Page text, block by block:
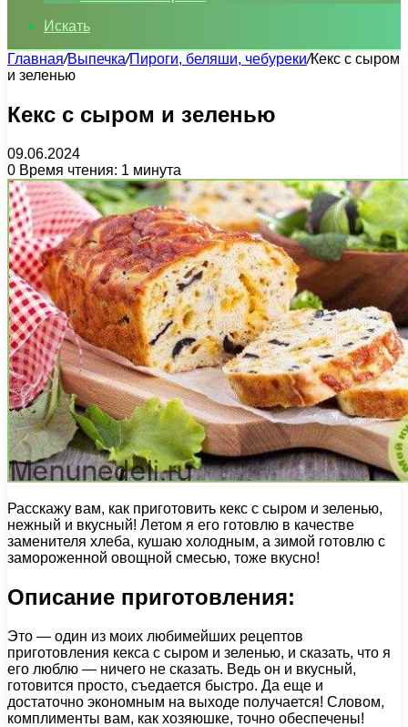
Искать
Главная/Выпечка/Пироги, беляши, чебуреки/Кекс с сыром
и зеленью
Кекс с сыром и зеленью
09.06.2024
0 Время чтения: 1 минута
Расскажу вам, как приготовить кекс с сыром и зеленью,
нежный и вкусный! Летом я его готовлю в качестве
заменителя хлеба, кушаю холодным, а зимой готовлю с
замороженной овощной смесью, тоже вкусно!
Описание приготовления:
Это — один из моих любимейших рецептов
приготовления кекса с сыром и зеленью, и сказать, что я
его люблю — ничего не сказать. Ведь он и вкусный,
готовится просто, съедается быстро. Да еще и
достаточно экономным на выходе получается! Словом,
комплименты вам, как хозяюшке, точно обеспечены!